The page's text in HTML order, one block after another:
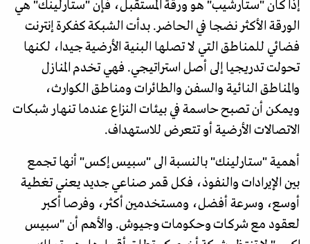
إذا كان "ستارشيب" هو ورقة المستقبل، فإن "ستارلينك" هي
الورقة الأكثر نضجا في الحاضر. بدأت الشبكة كفكرة إنترنت
فضائي للمناطق التي لا تصلها البنية الأرضية جيدا، لكنها
تحولت تدريجيا إلى أصل استراتيجي. فهي تخدم المنازل
والمناطق النائية والسفن والطائرات ومناطق الكوارث،
ويمكن أن تصبح حاسمة في بيئات النزاع عندما تنهار شبكات
الاتصالات الأرضية أو تتعرض للاستهداف.
أهمية "ستارلينك" بالنسبة الى "سبيس إكس" أنها تجمع
بين الإيرادات والنفوذ، فكل قمر صناعي جديد يعني تغطية
أوسع، وسرعة أفضل، ومستخدمين أكثر، وفرصا أكبر
لعقود مع شركات وحكومات وجيوش. والأهم أن "سبيس